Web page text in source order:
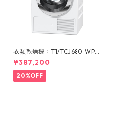
衣類乾燥機：T1/TCJ680 WP
(ヒートポンプ式 9 kg)
¥387,200
20%OFF